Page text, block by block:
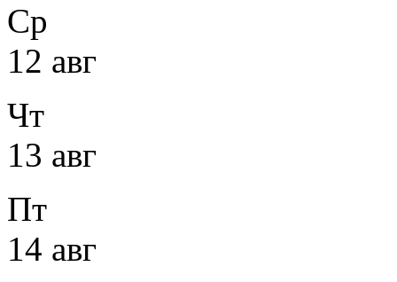
Ср
12 авг
Чт
13 авг
Пт
14 авг